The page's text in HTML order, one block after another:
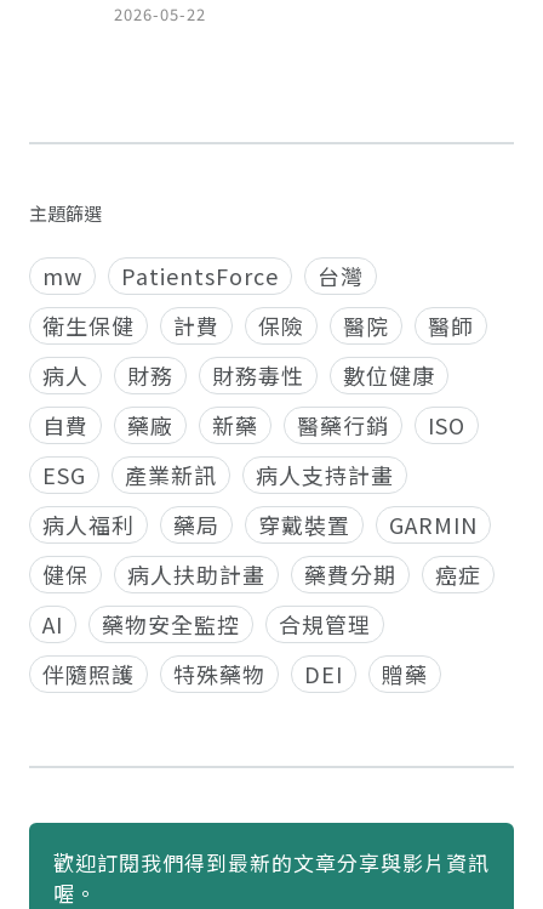
2026-05-22
主題篩選
mw PatientsForce
台灣
衛生保健
計費 保險 醫院
醫師
病人
財務 財務毒性
數位健康
自費
藥廠 新藥 醫藥行銷
ISO
ESG
產業新訊
病人支持計畫
病人福利
藥局 穿戴裝置
GARMIN
健保
病人扶助計畫 藥費分期
癌症
AI
藥物安全監控
合規管理
伴隨照護
特殊藥物 DEI 贈藥
歡迎訂閱我們得到最新的文章分享與影片資訊
喔。